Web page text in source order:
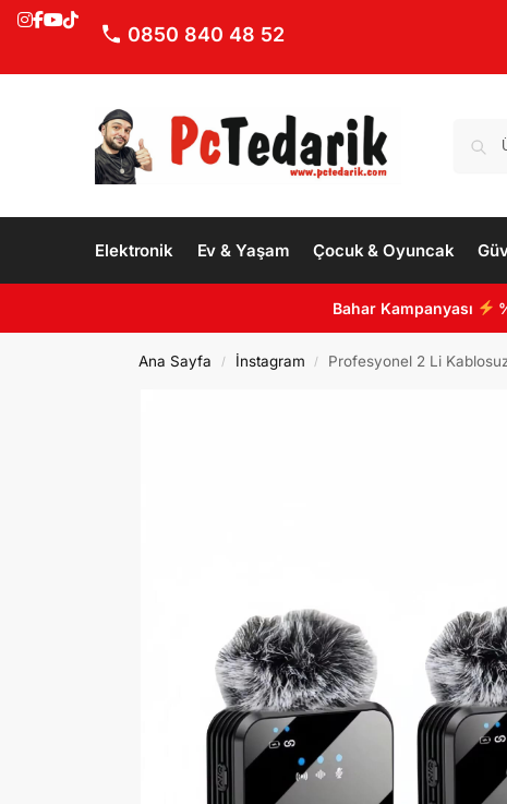
0850 840 48 52
Elektronik Ev & Yaşam Çocuk & Oyuncak
Bahar Kampanyası
Ana Sayfa / İnstagram / Profesyonel 2 Li